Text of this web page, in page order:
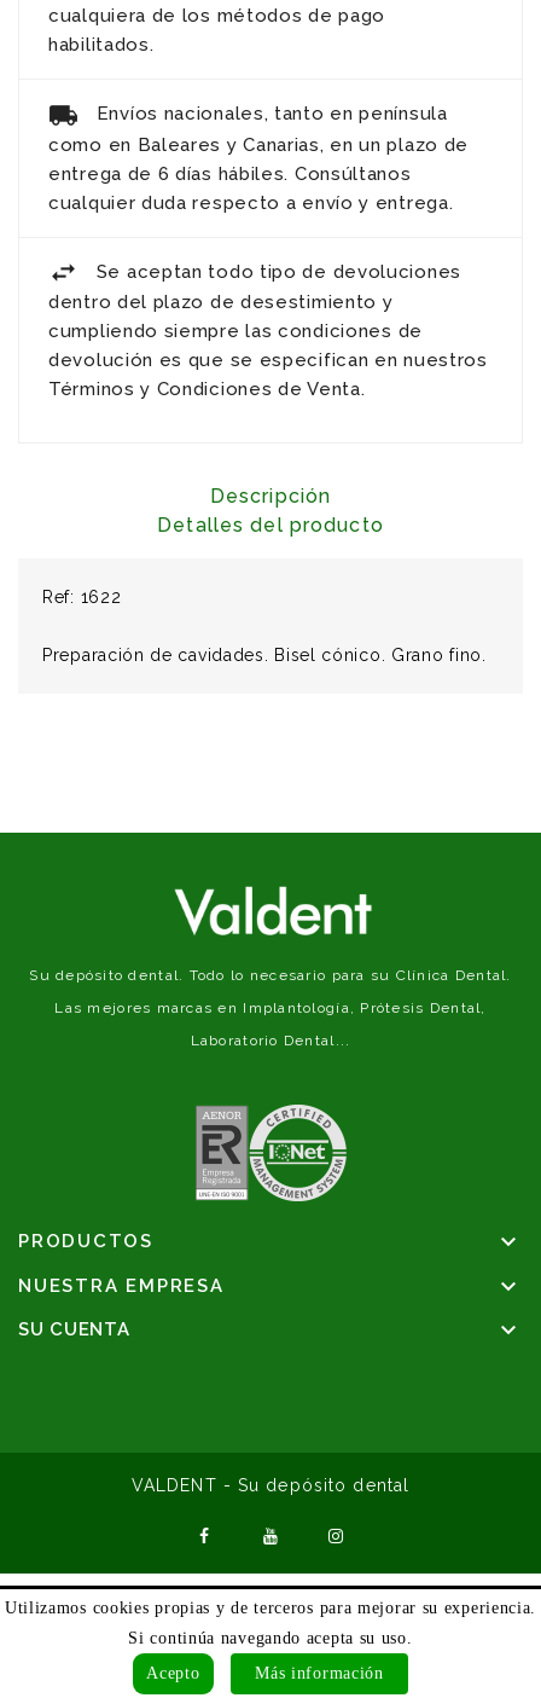
Utilizamos cookies propias y de terceros para mejorar su experiencia.
Si continúa navegando acepta su uso.
Acepto
Más información
cualquiera de los métodos de pago
habilitados.
Envíos nacionales, tanto en península
como en Baleares y Canarias, en un plazo de
entrega de 6 días hábiles. Consúltanos
cualquier duda respecto a envío y entrega.
Se aceptan todo tipo de devoluciones
dentro del plazo de desestimiento y
cumpliendo siempre las condiciones de
devolución es que se especifican en nuestros
Términos y Condiciones de Venta.
Descripción
Detalles del producto
Ref: 1622
Preparación de cavidades. Bisel cónico. Grano fino.
Su depósito dental. Todo lo necesario para su Clínica Dental.
Las mejores marcas en Implantología, Prótesis Dental,
Laboratorio Dental...
PRODUCTOS 
NUESTRA EMPRESA 
SU CUENTA 
VALDENT - Su depósito dental